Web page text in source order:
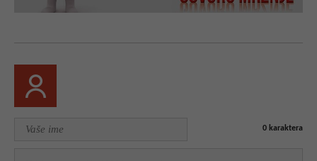
0 karaktera